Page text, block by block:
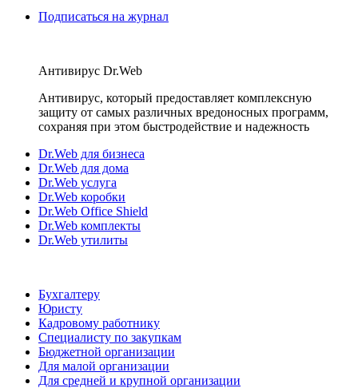
Подписаться на журнал
Антивирус Dr.Web
Антивирус, который предоставляет комплексную
защиту от самых различных вредоносных программ,
сохраняя при этом быстродействие и надежность
Dr.Web для бизнеса
Dr.Web для дома
Dr.Web услуга
Dr.Web коробки
Dr.Web Office Shield
Dr.Web комплекты
Dr.Web утилиты
Бухгалтеру
Юристу
Кадровому работнику
Специалисту по закупкам
Бюджетной организации
Для малой организации
Для средней и крупной организации